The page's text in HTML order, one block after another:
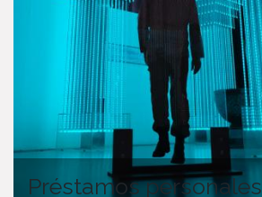
Préstamos personales